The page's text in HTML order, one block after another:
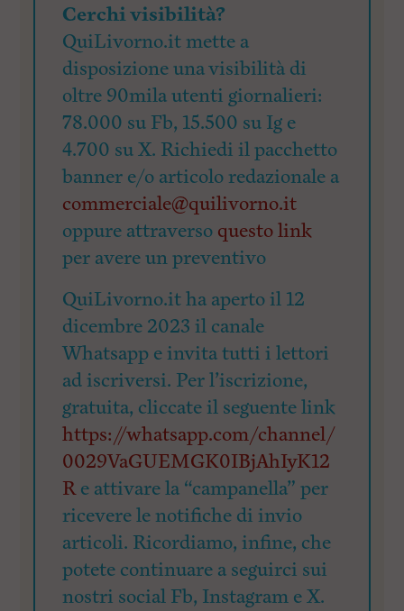
Cerchi visibilità?
QuiLivorno.it mette a
disposizione una visibilità di
oltre 90mila utenti giornalieri:
78.000 su Fb, 15.500 su Ig e
4.700 su X. Richiedi il pacchetto
banner e/o articolo redazionale a
commerciale@quilivorno.it
oppure attraverso questo link
per avere un preventivo
QuiLivorno.it ha aperto il 12
dicembre 2023 il canale
Whatsapp e invita tutti i lettori
ad iscriversi. Per l’iscrizione,
gratuita, cliccate il seguente link
https://whatsapp.com/channel/
0029VaGUEMGK0IBjAhIyK12
Re attivare la “campanella” per
ricevere le notifiche di invio
articoli. Ricordiamo, infine, che
potete continuare a seguirci sui
nostri social Fb, Instagram e X.